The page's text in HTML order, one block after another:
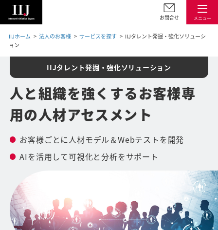
メニュー
お問合せ
IIJホーム 法人のお客様 サービスを探す
IIJタレント発掘・強化ソリューシ
ョン
IIJタレント発掘・強化ソリューション
人と組織を強くするお客様専
用の人材アセスメント
お客様ごとに人材モデル＆Webテストを開発
AIを活用して可視化と分析をサポート